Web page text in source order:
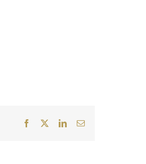
Facebook
TwitterLinkedIn
E-